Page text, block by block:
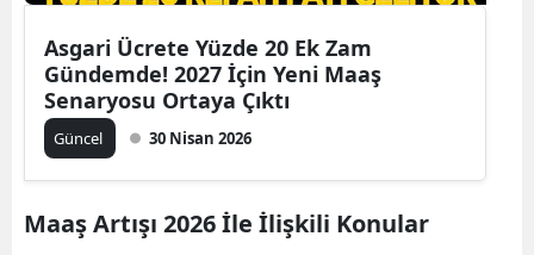
Asgari Ücrete Yüzde 20 Ek Zam
Gündemde! 2027 İçin Yeni Maaş
Senaryosu Ortaya Çıktı
Güncel 30 Nisan 2026
Maaş Artışı 2026 İle İlişkili Konular